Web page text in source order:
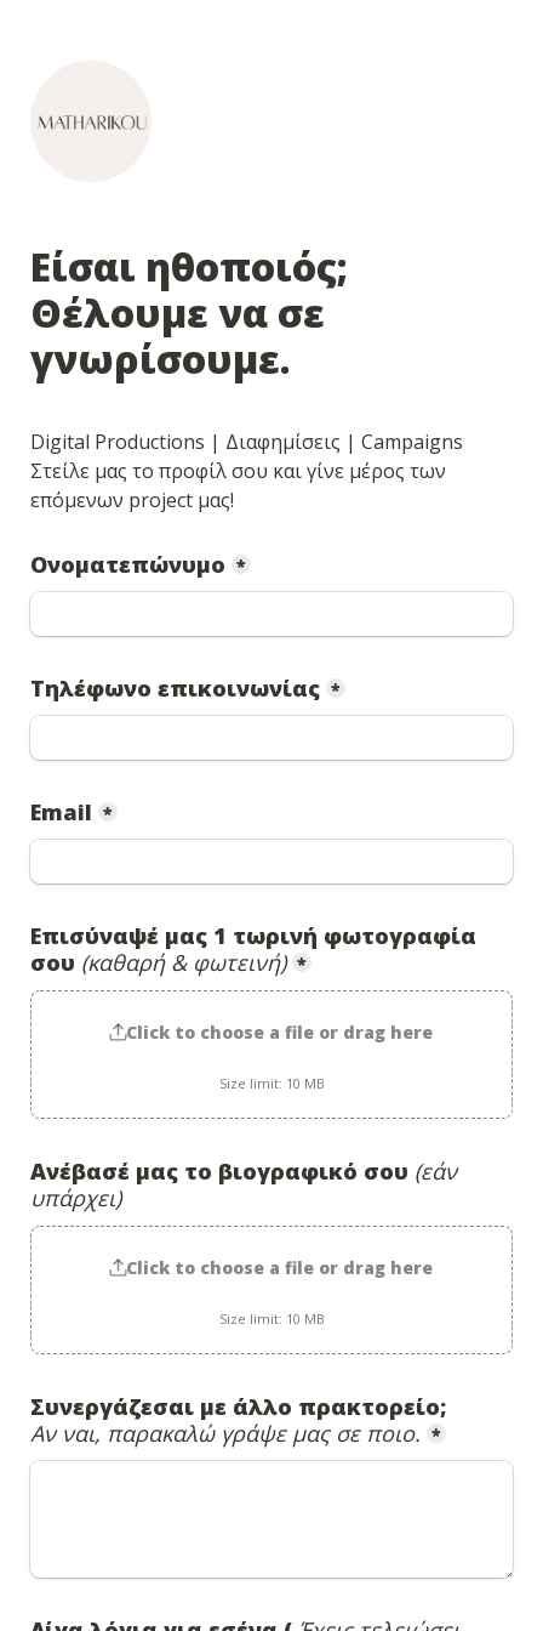
Είσαι ηθοποιός;
Θέλουμε να σε
γνωρίσουμε.
Digital Productions | Διαφημίσεις | Campaigns
Στείλε μας το προφίλ σου και γίνε μέρος των
Ονοματεπώνυμο *
Τηλέφωνο επικοινωνίας *
Email *
Επισύναψέ μας 1 τωρινή φωτογραφία
σου (καθαρή & φωτεινή) *
Click to choose a file or drag here
Size limit: 10 MB
Ανέβασέ μας το βιογραφικό σου (εάν
υπάρχει)
Click to choose a file or drag here
Size limit: 10 MB
Αν ναι, παρακαλώ γράψε μας σε ποιο. *